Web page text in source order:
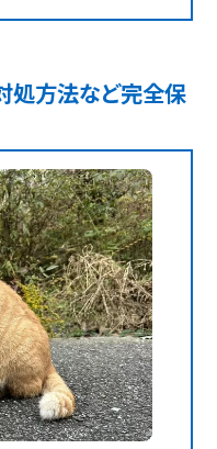
処方法など完全保